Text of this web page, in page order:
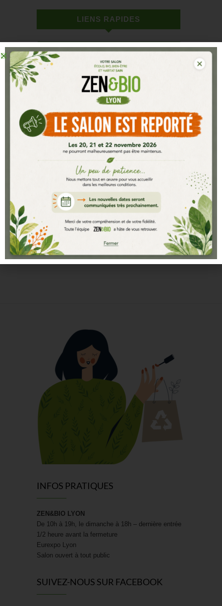
LIENS RAPIDES
VOTRE ENTRÉE GRATUITE
INFOS PRATIQUES
LISTE DES EXPOSANTS 2025
DEVENIR EXPOSANT
INFOS PRATIQUES
ZEN&BIO LYON
De 10h à 19h, le dimanche à 18h – dernière entrée
1/2 heure avant la fermeture
Eurexpo Lyon
Salon ouvert à tout public
SUIVEZ-NOUS SUR FACEBOOK